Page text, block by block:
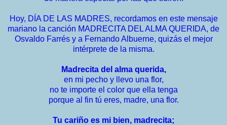
Hoy, DÍA DE LAS MADRES, recordamos en este mensaje
mariano la canción MADRECITA DEL ALMA QUERIDA, de
Osvaldo Farrés y a Fernando Albuerne, quizás el mejor
intérprete de la misma.
Madrecita del alma querida,
en mi pecho y llevo una flor,
no te importe el color que ella tenga
porque al fin tú eres, madre, una flor.
Tu cariño es mi bien, madrecita;